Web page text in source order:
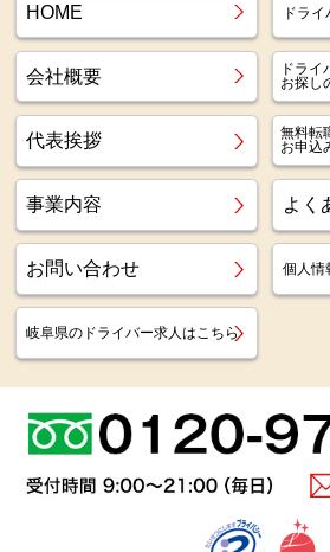
HOME ドラ
会社概要
ドライ
お探し
代表挨拶
無料転
お申込
事業内容 よく
お問い合わせ 個人情
岐阜県のドライバー求人はこちら